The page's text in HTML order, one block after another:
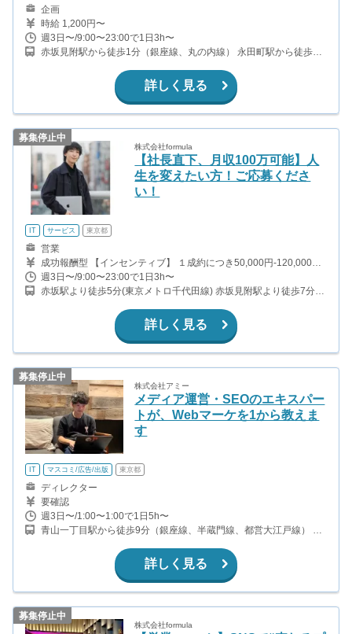
企画
時給 1,200円〜
週3日〜/9:00〜23:00で1日3h〜
赤坂見附駅から徒歩1分（銀座線、丸の内線） 永田町駅から徒歩5
線） 溜池山王駅から徒歩11分（銀座線、南北線）
詳しく見る
募集停止中
株式会社formula
【社長直下、月収100万可能】人
生を変えたい方！ご応募くださ
い！
IT サービス 東京都
営業
成功報酬型 【インセンティブ】 １成約につき50,000円-120,000円
週40時間稼働する場合の月収の目安（平均程度） 30~100万円
週3日〜/9:00〜23:00で1日3h〜
赤坂駅より徒歩5分(東京メトロ千代田線) 赤坂見附駅より徒歩7分
詳しく見る
募集停止中
株式会社アミー
メディア運営・SEOのエキスパー
トが、Webマーケを1から教えま
す
IT マスコミ/広告/出版 東京都
ディレクター
要確認
週3日〜/1:00〜1:00で1日5h〜
青山一丁目駅から徒歩9分（銀座線、半蔵門線、都営大江戸線） 赤
詳しく見る
募集停止中
株式会社formula